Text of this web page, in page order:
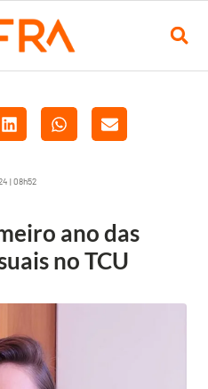
| 08h52
ano das
no TCU